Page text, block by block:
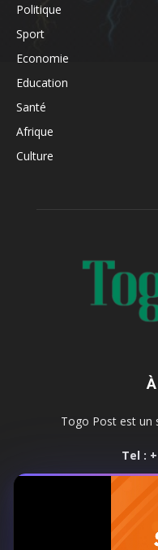
Politique
Sport
Economie
Education
Santé
Afrique
Culture
Togo Post est un
Tel :